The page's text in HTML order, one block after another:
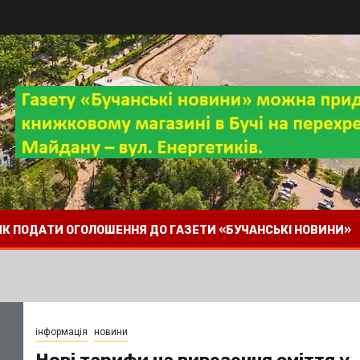
ПОДАТИ ОГОЛОШЕННЯ ДО ГАЗЕТИ «БУЧАНСЬКІ НОВИНИ»
інформація новини